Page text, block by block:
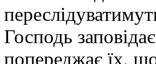
Господь
попереджає їх,